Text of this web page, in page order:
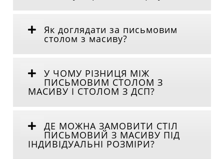
Як доглядати за письмовим
столом з масиву?
У ЧОМУ РІЗНИЦЯ МІЖ
ПИСЬМОВИМ СТОЛОМ З
МАСИВУ І СТОЛОМ З ДСП?
ДЕ МОЖНА ЗАМОВИТИ СТІЛ
ПИСЬМОВИЙ З МАСИВУ ПІД
ІНДИВІДУАЛЬНІ РОЗМІРИ?